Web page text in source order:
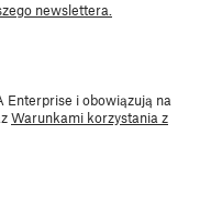
newslettera.
Enterprise i obowiązują na
Warunkami korzystania z